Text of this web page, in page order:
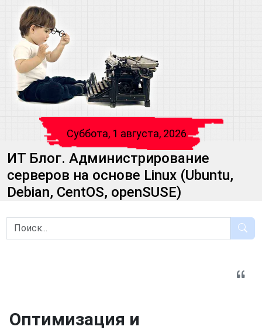
Суббота, 1 августа, 2026
ИТ Блог. Администрирование
серверов на основе Linux (Ubuntu,
Debian, CentOS, openSUSE)
Оптимизация и